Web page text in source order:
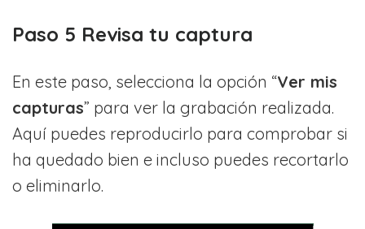
Paso 5 Revisa tu captura
En este paso, selecciona la opción “Ver mis
capturas” para ver la grabación realizada.
Aquí puedes reproducirlo para comprobar si
ha quedado bien e incluso puedes recortarlo
o eliminarlo.